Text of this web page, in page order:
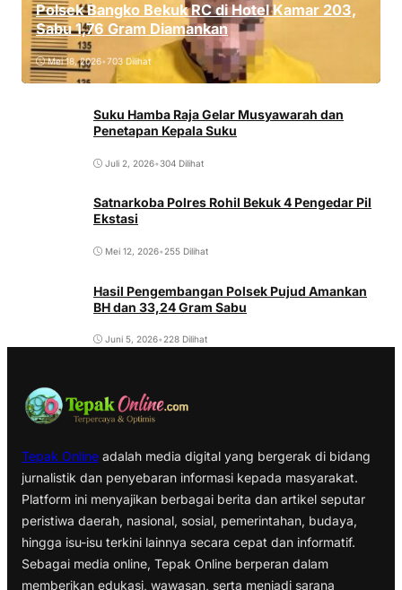
Polsek Bangko Bekuk RC di Hotel Kamar 203,
Sabu 1,76 Gram Diamankan
Mei 18, 2026•703 Dilihat
Suku Hamba Raja Gelar Musyawarah dan
Penetapan Kepala Suku
Juli 2, 2026•304 Dilihat
Satnarkoba Polres Rohil Bekuk 4 Pengedar Pil
Ekstasi
Mei 12, 2026• 255 Dilihat
Hasil Pengembangan Polsek Pujud Amankan
BH dan 33,24 Gram Sabu
Juni 5, 2026• 228 Dilihat
Tepak Online adalah media digital yang bergerak di bidang
jurnalistik dan penyebaran informasi kepada masyarakat.
Platform ini menyajikan berbagai berita dan artikel seputar
peristiwa daerah, nasional, sosial, pemerintahan, budaya,
hingga isu-isu terkini lainnya secara cepat dan informatif.
Sebagai media online, Tepak Online berperan dalam
memberikan edukasi, wawasan, serta menjadi sarana